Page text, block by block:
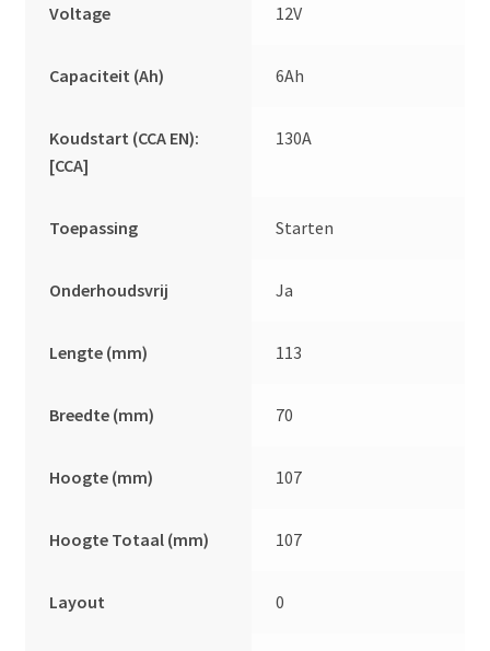
Voltage 12V
Capaciteit (Ah) 6Ah
Koudstart (CCA EN):
[CCA]
130A
Toepassing Starten
Onderhoudsvrij Ja
Lengte (mm) 113
Breedte (mm) 70
Hoogte (mm) 107
Hoogte Totaal (mm) 107
Layout 0